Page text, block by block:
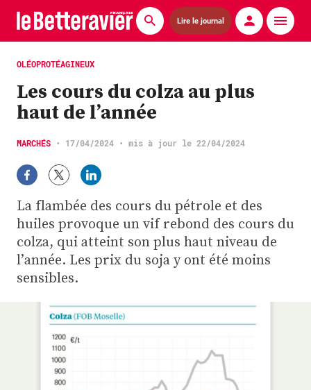
Lire le journal
Actualités
Économie
Agronomie
Matériels
La technique ITB
Pommes de terre
Guides pratiques
Chasse
Plus
Abonnez-vous
OLÉOPROTÉAGINEUX
Les cours du colza au plus
haut de l’année
MARCHÉS • 17/04/2024 • mis à jour le 22/04/2024
La flambée des cours du pétrole et des
huiles provoque un vif rebond des cours du
colza, qui atteint son plus haut niveau de
l’année. Les prix du soja y ont été moins
sensibles.